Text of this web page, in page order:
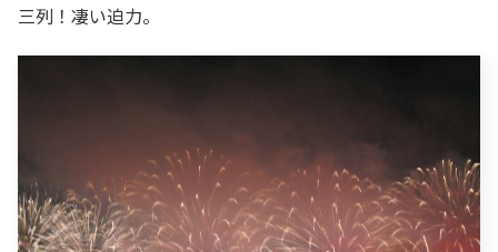
三列！凄い迫力。